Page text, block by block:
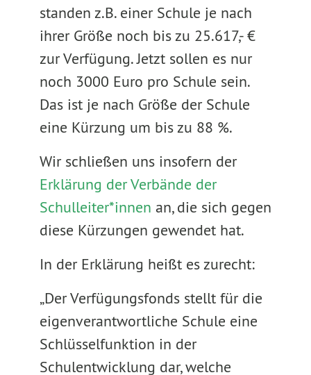
standen z.B. einer Schule je nach
ihrer Größe noch bis zu 25.617,- €
zur Verfügung. Jetzt sollen es nur
noch 3000 Euro pro Schule sein.
Das ist je nach Größe der Schule
eine Kürzung um bis zu 88 %.
Wir schließen uns insofern der
Erklärung der Verbände der
Schulleiter*innen an, die sich gegen
diese Kürzungen gewendet hat.
In der Erklärung heißt es zurecht:
„Der Verfügungsfonds stellt für die
eigenverantwortliche Schule eine
Schlüsselfunktion in der
Schulentwicklung dar, welche